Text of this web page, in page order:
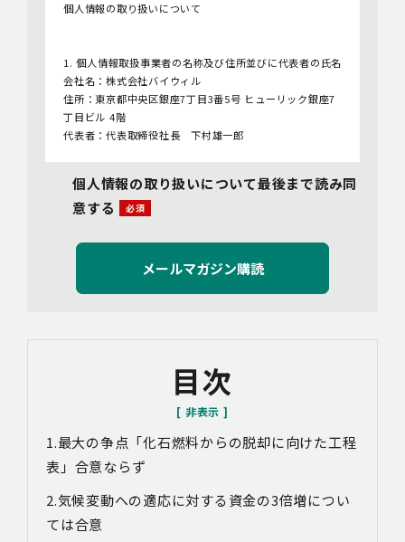
個人情報の取り扱いについて
1. 個人情報取扱事業者の名称及び住所並びに代表者の氏名
会社名：株式会社バイウィル
住所：東京都中央区銀座7丁目3番5号 ヒューリック銀座7
丁目ビル 4階
代表者：代表取締役社長 下村雄一郎
管理者名：管理部長
連絡先：info@bywill.co.jp
3.利用目的
当社で取り扱う個人情報（個人情報保護法第2条第1項によ
り定義された「個人情報」をいい、以下同様とします。）
の利用目的は以下のとおりです。個人情報の提供は任意で
望・お問い合わせ内容・ご意見等の正確な把握、今後の
サービス向上等のために、録音・録画させていただく場合
対象情報
・お問い合わせ時に取得する個人情報
利用目的
・各種お問い合わせに対応するため
・お問い合わせ対応の品質向上及びお問い合わせ内容等の
個人情報の取り扱いについて最後まで読み同
意する
目次
最大の争点「化石燃料からの脱却に向けた工程
表」合意ならず
気候変動への適応に対する資金の3倍増につい
ては合意